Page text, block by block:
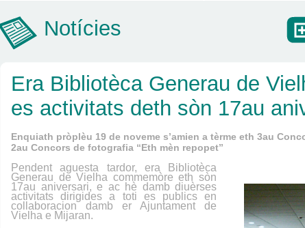
Notícies
Era Bibliotèca Generau de
es activitats deth sòn 17au
Enquiath pròplèu 19 de noveme s’amien a tèrme eth 3au
2au Concors de fotografia “Eth mèn repopet”
Pendent aguesta tardor, era Bibliotèca
Generau de Vielha commemòre eth sòn
17au aniversari, e ac hè damb diuèrses
activitats dirigides a toti es publics en
collaboracion damb er Ajuntament de
Vielha e Mijaran.